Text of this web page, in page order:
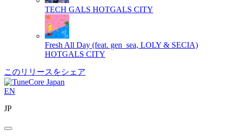
TECH GALS HOTGALS CITY
Fresh All Day (feat. gen_sea, LOLY & SECIA)
HOTGALS CITY
このリリースをシェア
EN
JP